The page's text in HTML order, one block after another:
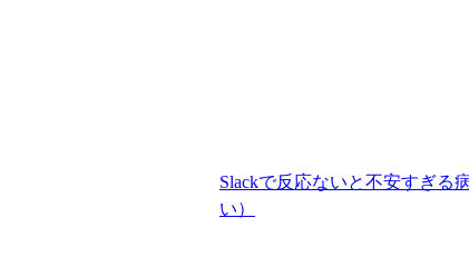
Slackで反応ないと不安すぎる
い）